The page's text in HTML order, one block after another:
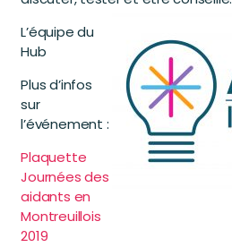
L’équipe du
Hub
Plus d’infos
sur
l’événement :
Plaquette
Journées des
aidants en
Montreuillois
2019